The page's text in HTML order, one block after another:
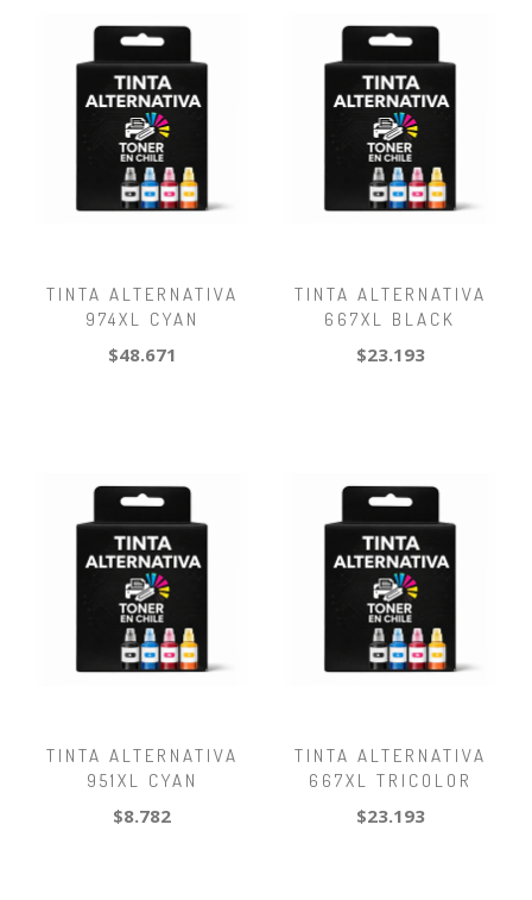
TINTA ALTERNATIVA
974XL CYAN
$48.671
TINTA ALTERNATIVA
667XL BLACK
$23.193
TINTA ALTERNATIVA
951XL CYAN
$8.782
TINTA ALTERNATIVA
667XL TRICOLOR
$23.193